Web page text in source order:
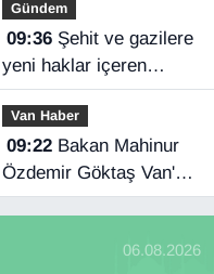
Gündem
09:36Şehit ve gazilere
yeni haklar içeren
kanun teklifi
komisyondan geçti
Van Haber
09:22Bakan Mahinur
Özdemir Göktaş Van'a
geliyor
06.08.2026